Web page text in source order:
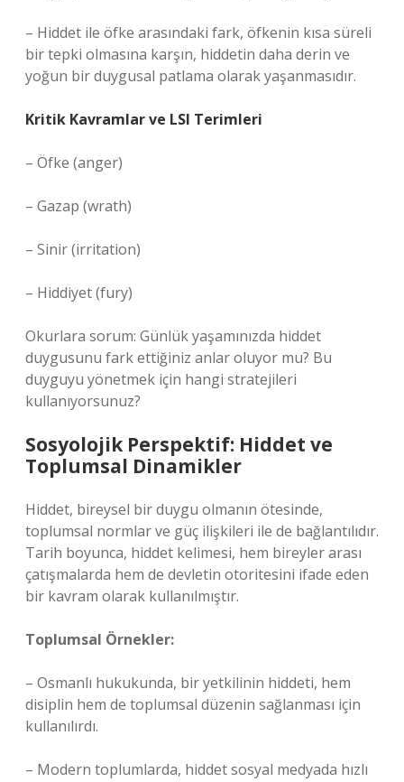
– Hiddet ile öfke arasındaki fark, öfkenin kısa süreli
bir tepki olmasına karşın, hiddetin daha derin ve
yoğun bir duygusal patlama olarak yaşanmasıdır.
Kritik Kavramlar ve LSI Terimleri
– Öfke (anger)
– Gazap (wrath)
– Sinir (irritation)
– Hiddiyet (fury)
Okurlara sorum: Günlük yaşamınızda hiddet
duygusunu fark ettiğiniz anlar oluyor mu? Bu
duyguyu yönetmek için hangi stratejileri
kullanıyorsunuz?
Sosyolojik Perspektif: Hiddet ve
Toplumsal Dinamikler
Hiddet, bireysel bir duygu olmanın ötesinde,
toplumsal normlar ve güç ilişkileri ile de bağlantılıdır.
Tarih boyunca, hiddet kelimesi, hem bireyler arası
çatışmalarda hem de devletin otoritesini ifade eden
bir kavram olarak kullanılmıştır.
Toplumsal Örnekler:
– Osmanlı hukukunda, bir yetkilinin hiddeti, hem
disiplin hem de toplumsal düzenin sağlanması için
kullanılırdı.
– Modern toplumlarda, hiddet sosyal medyada hızlı